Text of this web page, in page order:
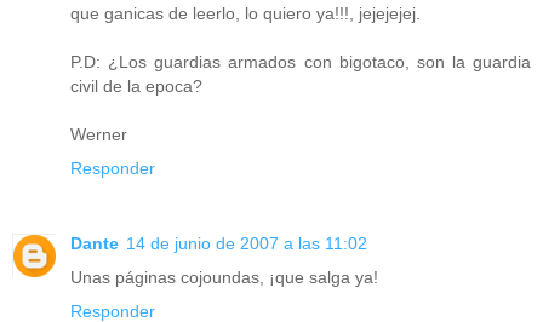
que ganicas de leerlo, lo quiero ya!!!, jejejejej.
P.D: ¿Los guardias armados con bigotaco, son la guardia
civil de la epoca?
Werner
Responder
Dante 14 de junio de 2007 a las 11:02
Unas páginas cojoundas, ¡que salga ya!
Responder